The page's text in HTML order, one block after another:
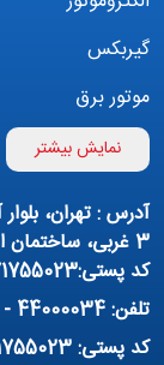
گیربکس
موتور برق
اینورتر
تهویه مطبوع
پمپ هواده
فیلتراسیون و تصفیه
منبع آب (تانکر آب)
نمایش بیشتر
آدرس : تهران،
کد پستی:1471755023
تلفن: 44000034 - 021
کد پستی: 1471755023